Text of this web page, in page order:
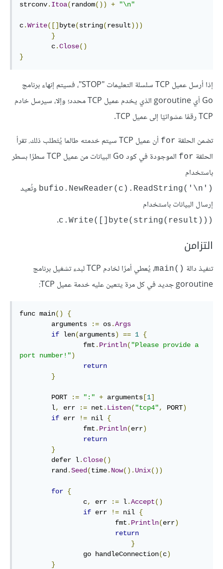
strconv. Itoa(random()) + "\n"
c.Write([] byte(string(result)))
}
        c
.Close()
}
إذا أرسل عميل TCP سلسلة التعليمات "STOP"، فسيتم إنهاء برنامج
Go أي goroutine الذي يخدم عميل TCP محدد؛ وإلا، سيرسل خادم
TCP رقمًا عشوائيًا إلى عميل TCP.
تضمن الحلقة for
أن عميل TCP سيتم خدمته طالما يُتَطلب ذلك. تقرأ
الحلقة for
الموجودة في كود Go البيانات من عميل TCP سطرًا بسطر
باستخدام
('bufio.NewReader(c).ReadString('\n
وتُعيد
إرسال البيانات باستخدام
(((c.Write([]byte(string(result
.
التزامن
تنفيذ دالة ()main
، يُعطي أمرًا لخادم TCP لبدء تشغيل برنامج
goroutine جديد في كل مرة يتعين عليه خدمة عميل TCP:
func main()
{
        arguments
:= os.Args
if len(arguments) == 1 {
                fmt
. Println( "Please provide a
port number!")
return
}
        PORT
:= ":" + arguments [1]
        l
, err := net . Listen( "tcp4", PORT)
if err != nil {
                fmt
. Println(err)
return
}
        defer l
.Close()
        rand
.Seed(time. Now(). Unix())
for {
                c
, err := l.Accept()
if err != nil {
                        fmt
. Println(err)
return
}
                go handleConnection
(c)
}